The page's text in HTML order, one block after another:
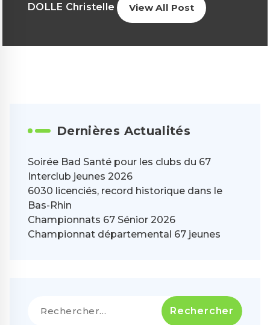
DOLLE Christelle View All Post
Dernières Actualités
Soirée Bad Santé pour les clubs du 67
Interclub jeunes 2026
6030 licenciés, record historique dans le
Bas-Rhin
Championnats 67 Sénior 2026
Championnat départemental 67 jeunes